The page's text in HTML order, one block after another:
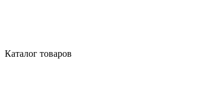
Каталог товаров